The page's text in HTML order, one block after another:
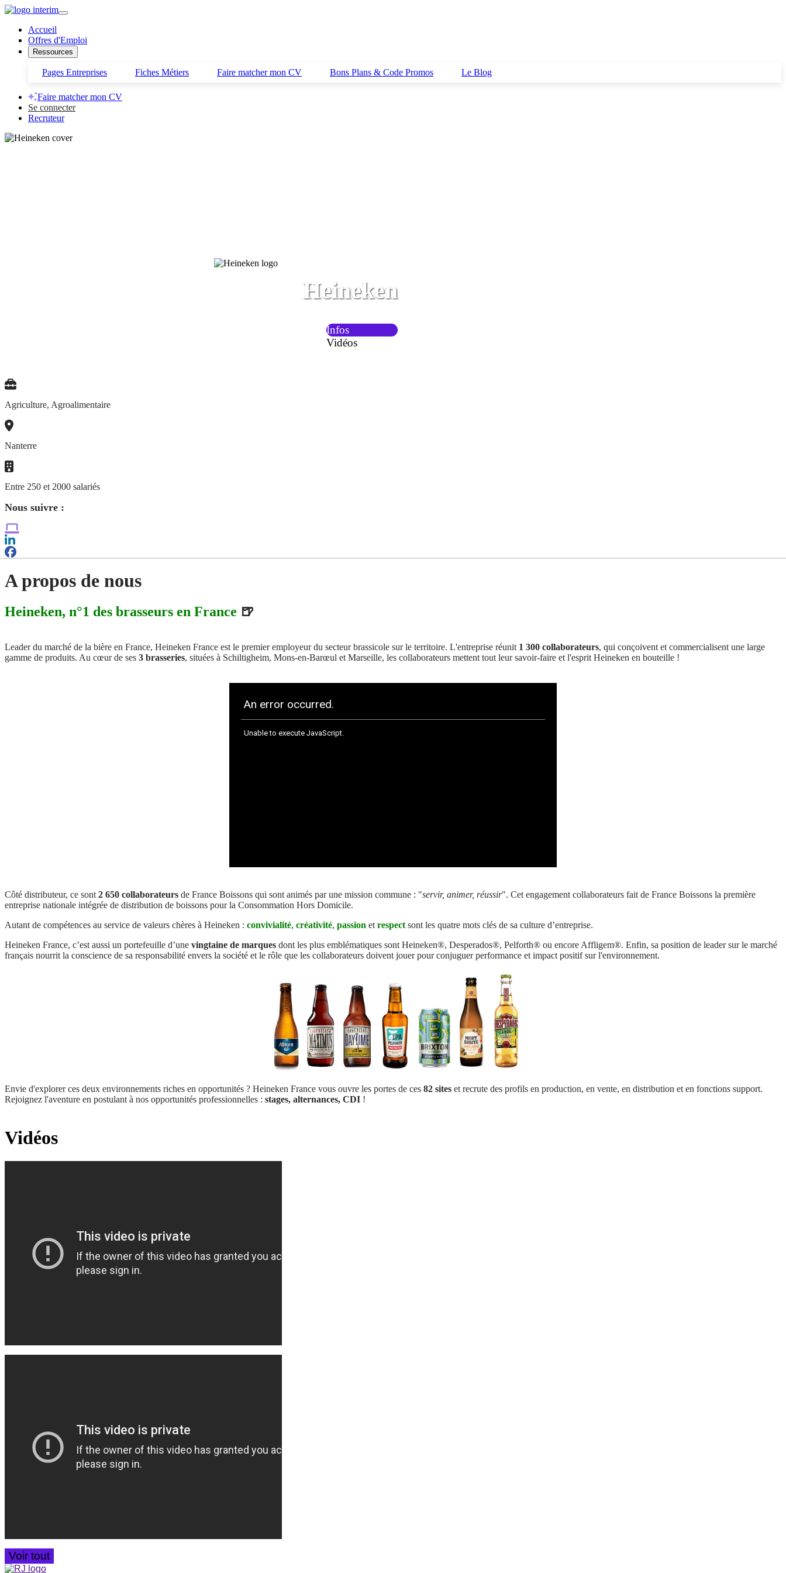
Accueil
Offres d'Emploi
Ressources
Pages Entreprises Fiches Métiers Faire matcher mon CV Bons Plans & Code Promos Le Blog
Faire matcher mon CV
Se connecter
Recruteur
Heineken
Infos
Vidéos
Agriculture, Agroalimentaire
Nanterre
Entre 250 et 2000 salariés
Nous suivre :
A propos de nous
Heineken, n°1 des brasseurs en France 🍺
Leader du marché de la bière en France, Heineken France est le premier employeur du secteur brassicole sur le territoire. L'entreprise réunit 1 300 collaborateurs, qui conçoivent et commercialisent une large
gamme de produits. Au cœur de ses 3 brasseries, situées à Schiltigheim, Mons-en-Barœul et Marseille, les collaborateurs mettent tout leur savoir-faire et l'esprit Heineken en bouteille !
Côté distributeur, ce sont 2 650 collaborateurs de France Boissons qui sont animés par une mission commune : "servir, animer, réussir"​. Cet engagement collaborateurs fait de France Boissons la première
entreprise nationale intégrée de distribution de boissons pour la Consommation Hors Domicile.
Autant de compétences au service de valeurs chères à Heineken : convivialité, créativité, passion et respect sont les quatre mots clés de sa culture d’entreprise.
Heineken France, c’est aussi un portefeuille d’une vingtaine de marques dont les plus emblématiques sont Heineken®, Desperados®, Pelforth® ou encore Affligem®. Enfin, sa position de leader sur le marché
français nourrit la conscience de sa responsabilité envers la société et le rôle que les collaborateurs doivent jouer pour conjuguer performance et impact positif sur l'environnement.
Envie d'explorer ces deux environnements riches en opportunités ? Heineken France vous ouvre les portes de ces 82 sites et recrute des profils en production​, en vente​, en distribution et en fonctions support​.
Rejoignez l'aventure en postulant à nos opportunités professionnelles : stages, alternances, CDI !
Vidéos
Voir tout